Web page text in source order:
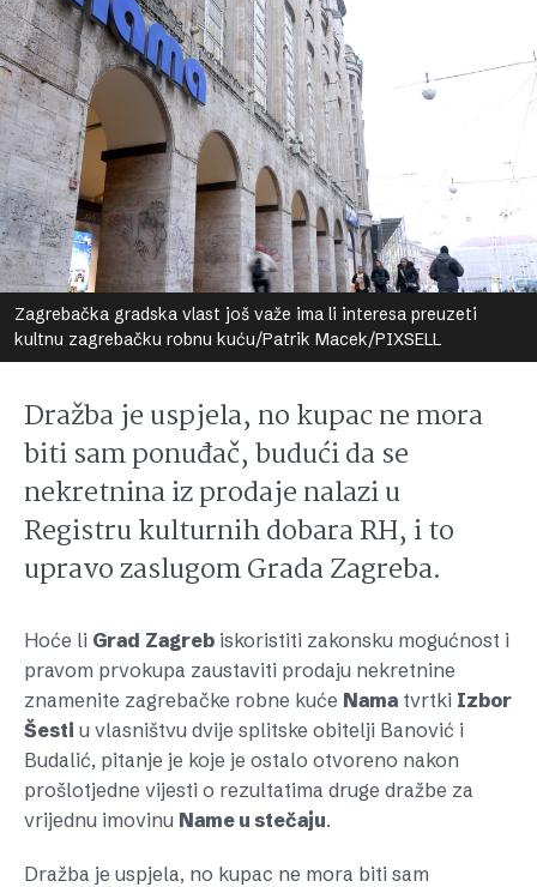
Zagrebačka gradska vlast još važe ima li interesa preuzeti
kultnu zagrebačku robnu kuću/Patrik Macek/PIXSELL
Dražba je uspjela, no kupac ne mora
biti sam ponuđač, budući da se
nekretnina iz prodaje nalazi u
Registru kulturnih dobara RH, i to
upravo zaslugom Grada Zagreba.
Hoće li Grad Zagreb iskoristiti zakonsku mogućnost i
pravom prvokupa zaustaviti prodaju nekretnine
znamenite zagrebačke robne kuće Nama tvrtki Izbor
Šesti u vlasništvu dvije splitske obitelji Banović i
Budalić, pitanje je koje je ostalo otvoreno nakon
prošlotjedne vijesti o rezultatima druge dražbe za
vrijednu imovinu Name u stečaju.
Dražba je uspjela, no kupac ne mora biti sam